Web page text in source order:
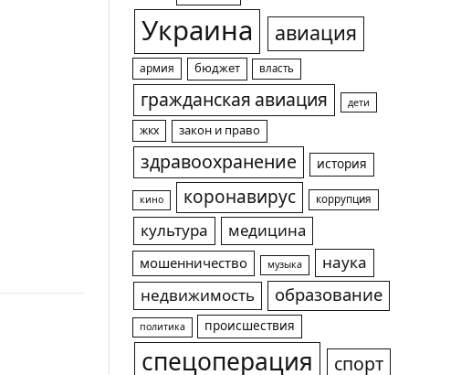
Украина авиация
армия бюджет власть
гражданская авиация дети
жкх закон и право
здравоохранение история
кино коронавирус коррупция
культура медицина
мошенничество музыка
наука
недвижимость
образование
политика происшествия
спецоперация спорт